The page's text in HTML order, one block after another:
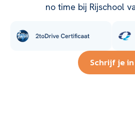
no time bij Rijschool
Schrijf je in